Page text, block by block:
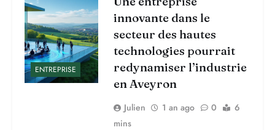
ENTREPRISE
innovante dans le
secteur des hautes
technologies pourrait
redynamiser l’industrie
en Aveyron
Julien 1 an ago 0
6
mins